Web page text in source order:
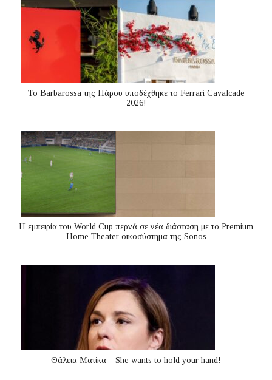
Το Barbarossa της Πάρου υποδέχθηκε το Ferrari Cavalcade
2026!
Η εμπειρία του World Cup περνά σε νέα διάσταση με το Premium
Home Theater οικοσύστημα της Sonos
Θάλεια Ματίκα – She wants to hold your hand!